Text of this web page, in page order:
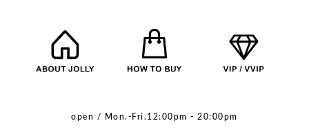
open / Mon.-Fri.12:00pm - 20:00pm